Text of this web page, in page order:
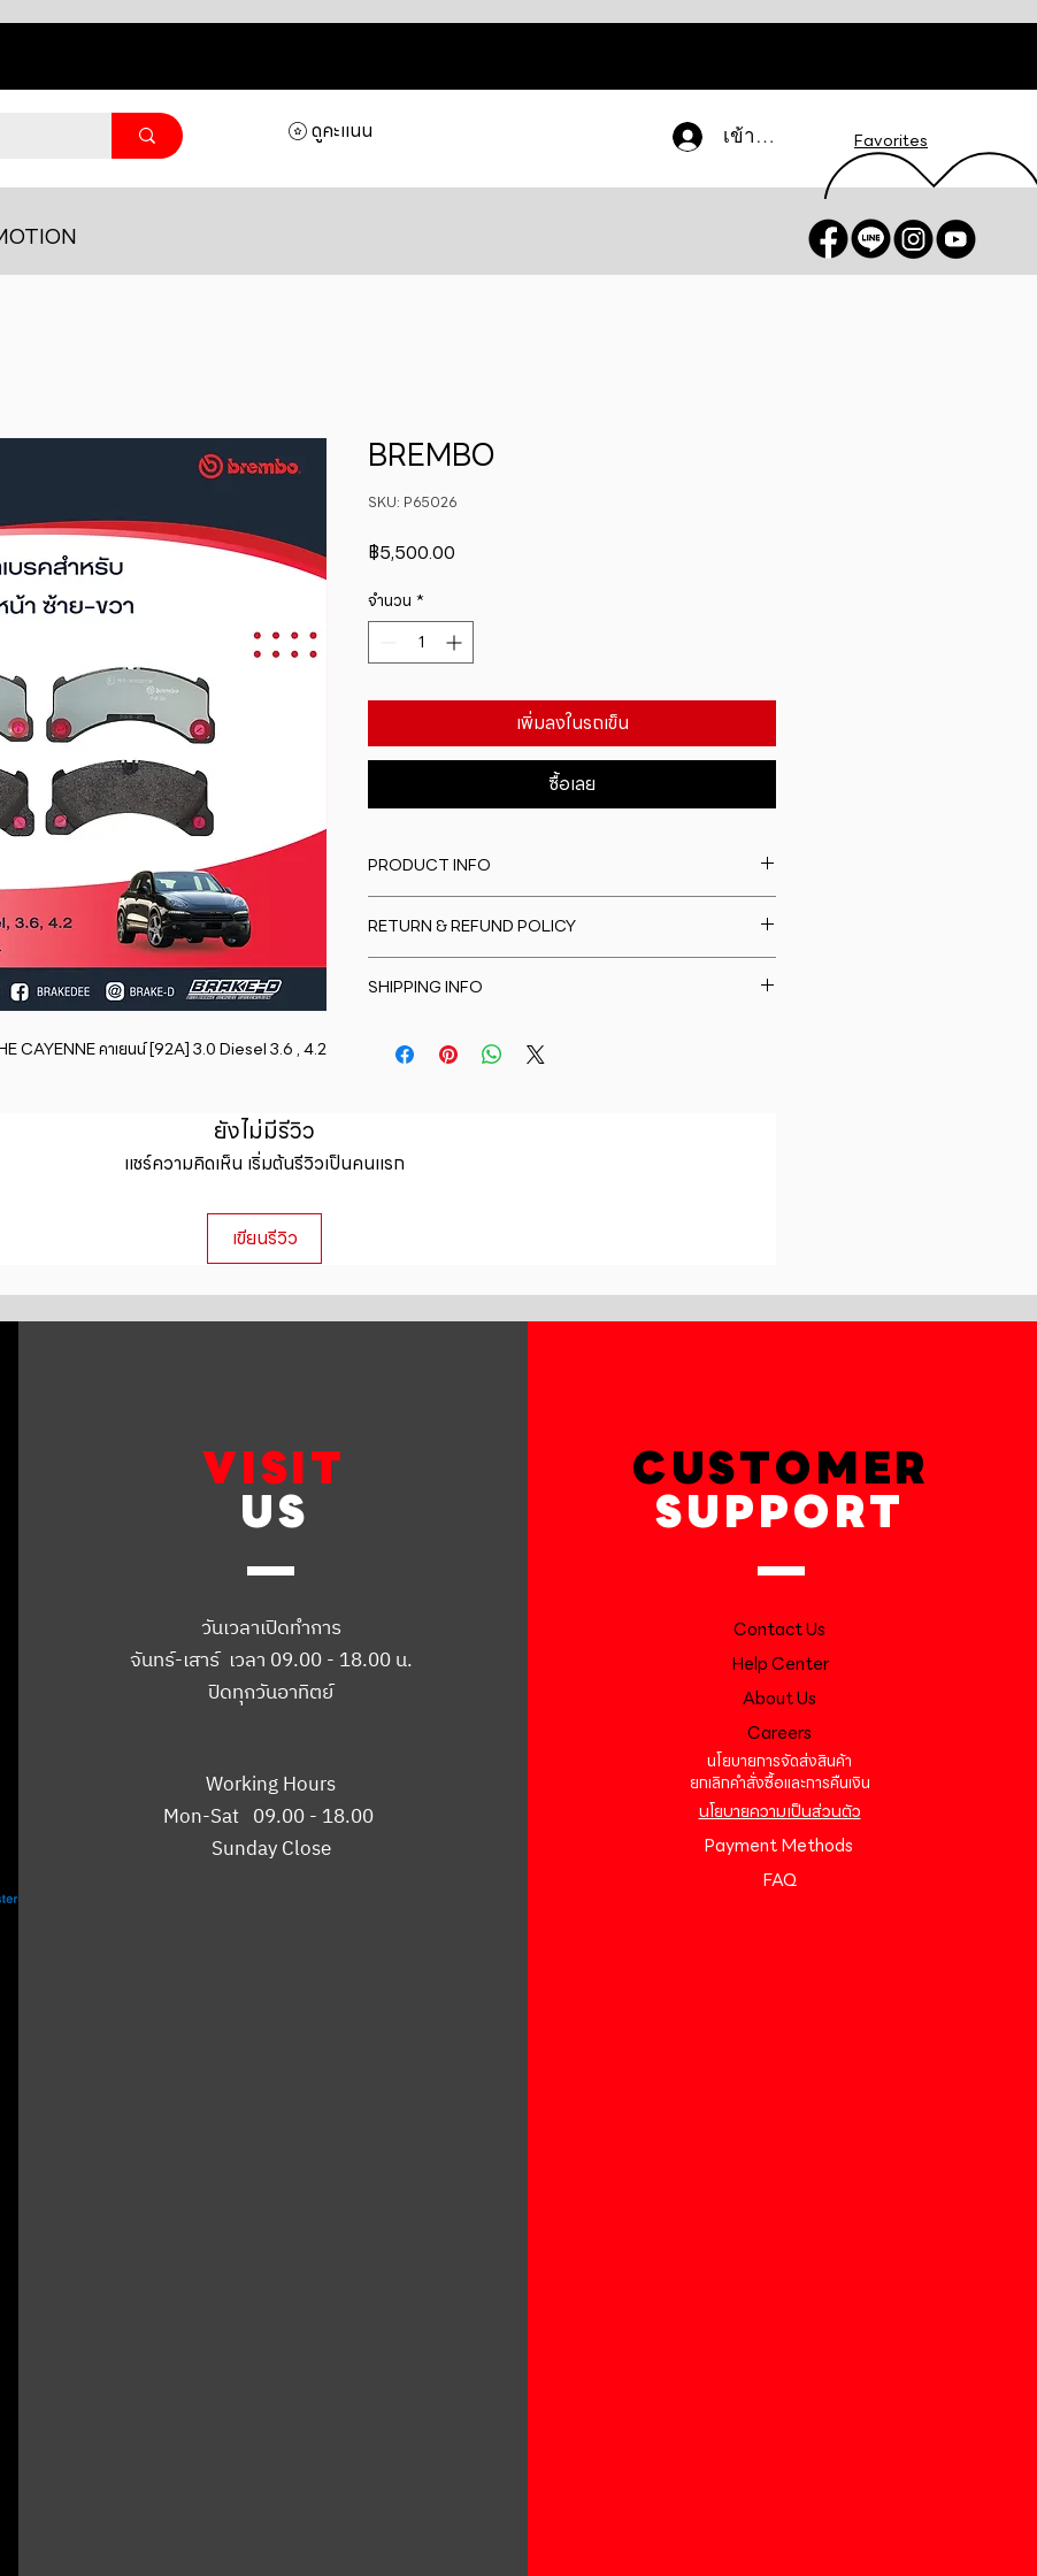
เข้าสู่ระบบ Favorites
ดูคะแนน
CAYENNE คาเยนน์ [92A] 3.0 Diesel 3.6 , 4.2
BREMBO
SKU: P65026
฿5,500.00
จำนวน *
เพิ่มลงในรถเข็น
ซื้อเลย
PRODUCT INFO
information about your product such as sizing,
material, care and cleaning instructions. This is also a
great space to write what makes this product
RETURN & REFUND POLICY
to let your customers know what to do in case they
straightforward refund or exchange policy is a great
way to build trust and reassure your customers that
SHIPPING INFO
information about your shipping methods,
ยังไม่มีรีวิว
แชร์ความคิดเห็น เริ่มต้นรีวิวเป็นคนแรก
เขียนรีวิว
VISIT
US
วันเวลาเปิดทำการ
จันทร์-เสาร์ เวลา 09.00 - 18.00 น.
ปิดทุกวันอาทิตย์
Working Hours
Mon-Sat 09.00 - 18.00
Sunday Close
CUSTOMER
SUPPORT
Contact Us
Help Center
About Us
Careers
นโยบายการจัดส่งสินค้า
ยกเลิกคำสั่งซื้อและการคืนเงิน
นโยบายความเป็นส่วนตัว
Payment Methods
FAQ